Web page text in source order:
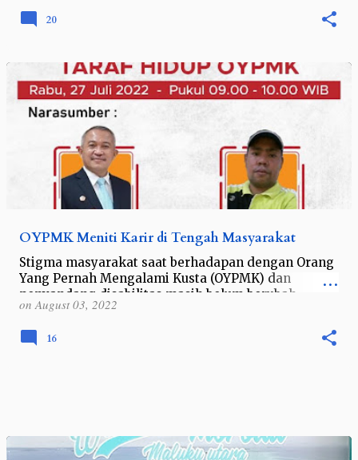
20
OYPMK Meniti Karir di Tengah Masyarakat
Stigma masyarakat saat berhadapan dengan Orang
Yang Pernah Mengalami Kusta (OYPMK) dan
penyandang disabilitas masih belum berubah.
Kebanyakan orang masih berpikir OYPMK dan
penyan…
onAugust 03, 2022
16